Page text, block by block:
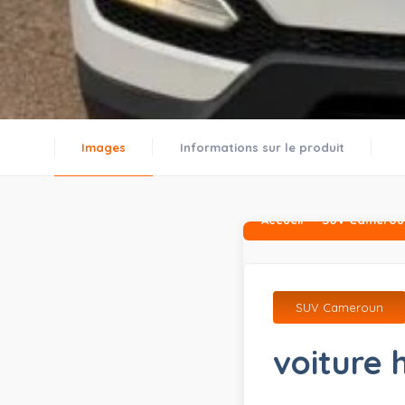
Images Informations sur le produit
Accueil SUV
SUV Cameroun
voiture